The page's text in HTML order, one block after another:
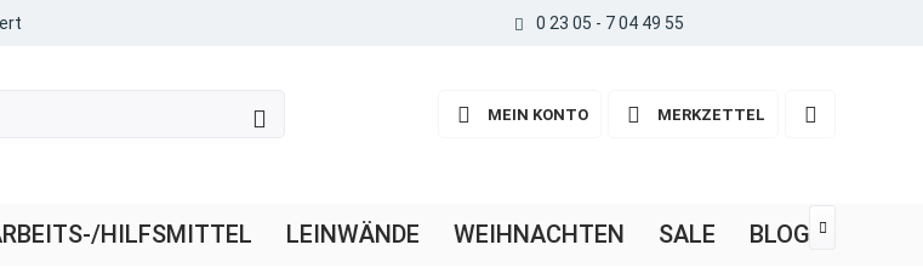
0 23 05 - 7 04 49 55
MERKZETTEL
MEIN KONTO
HILFSMITTEL LEINWÄNDE WEIHNACHTEN SALE BLOG 